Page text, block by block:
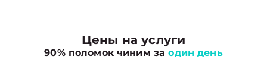
Цены на услуги
90% поломок чиним заодин день